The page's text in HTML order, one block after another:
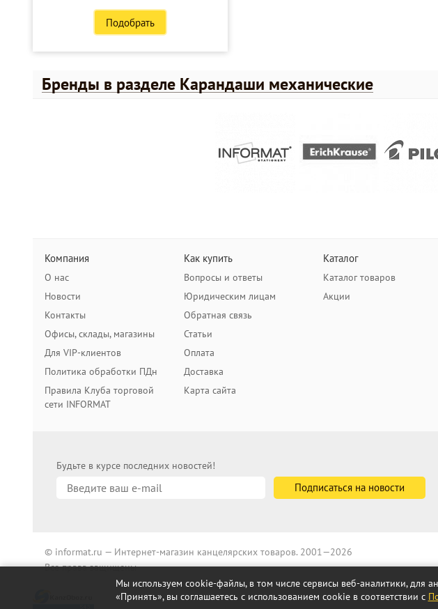
Подобрать
Бренды в разделе Карандаши механические
Компания
О нас
Новости
Контакты
Офисы, склады, магазины
Для VIP-клиентов
Политика обработки ПДн
Правила Клуба торговой
сети INFORMAT
Как купить
Вопросы и ответы
Юридическим лицам
Обратная связь
Статьи
Оплата
Доставка
Карта сайта
Каталог
Каталог товаров
Акции
Будьте в курсе последних новостей!
© informat.ru — Интернет-магазин канцелярских товаров. 2001—2026
Все права защищены
Мы используем cookie-файлы, в том числе сервисы веб-аналитики, для
«Принять», вы соглашаетесь с использованием cookie в соответствии с